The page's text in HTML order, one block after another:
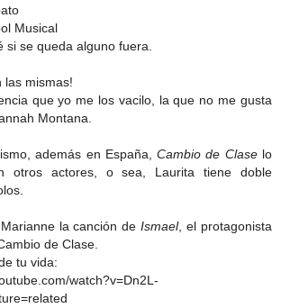
Musical
si se queda alguno fuera.
las mismas!
que yo me los vacilo, la que no me gusta
Montana.
además en España,Cambio de Claselo
otros actores, o sea, Laurita tiene doble
la canción deIsmael, el protagonista
de Clase.
tu vida:
watch?v=Dn2L-